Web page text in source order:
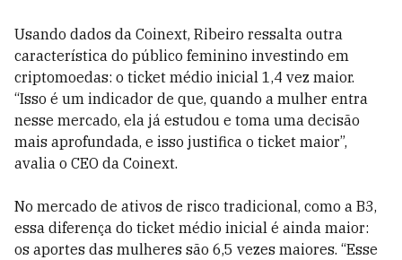
Usando dados da Coinext, Ribeiro ressalta outra
característica do público feminino investindo em
criptomoedas: o ticket médio inicial 1,4 vez maior.
“Isso é um indicador de que, quando a mulher entra
nesse mercado, ela já estudou e toma uma decisão
mais aprofundada, e isso justifica o ticket maior”,
avalia o CEO da Coinext.
No mercado de ativos de risco tradicional, como a B3,
essa diferença do ticket médio inicial é ainda maior:
os aportes das mulheres são 6,5 vezes maiores. “Esse